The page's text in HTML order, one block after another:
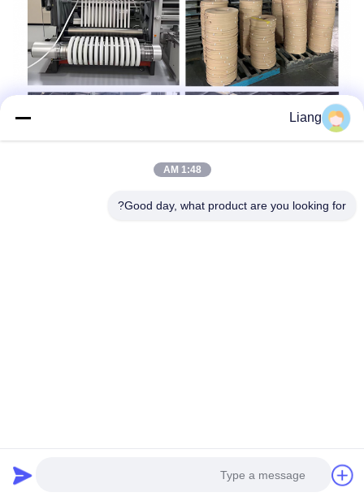
Liang
1:48 AM
Good day, what product are you looking for?